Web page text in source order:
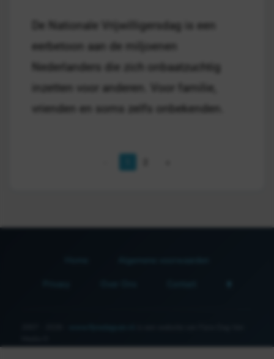
De Nationale Vrijwilligersdag is een
eerbetoon aan de miljoenen
Nederlanders die zich onbaatzuchtig
inzetten voor anderen. Voor familie,
vrienden en soms zelfs onbekenden.